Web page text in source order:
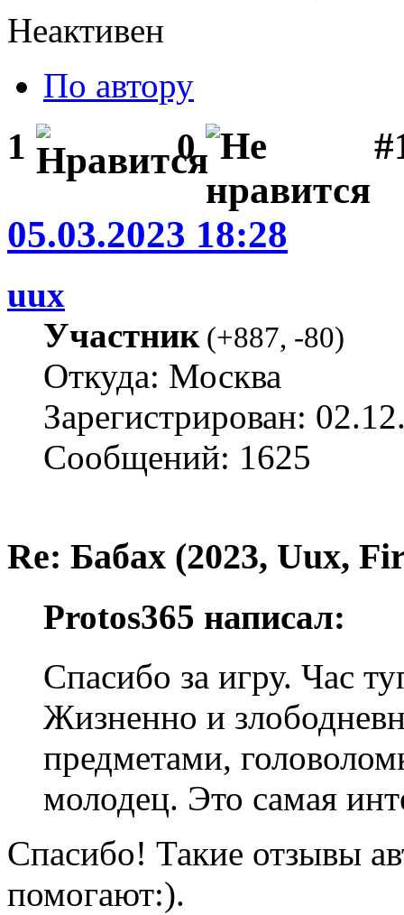
Неактивен
По автору
1 0
05.03.2023 18:28
uux
Участник(+887, -80)
Откуда: Москва
Зарегистрирован:
Сообщений: 1625
Re: Бабах (2023, Uux,
Protos365 написал:
Спасибо за игру. Час
Жизненно и
предметами,
молодец. Это самая
Спасибо! Такие отзывы
помогают:).